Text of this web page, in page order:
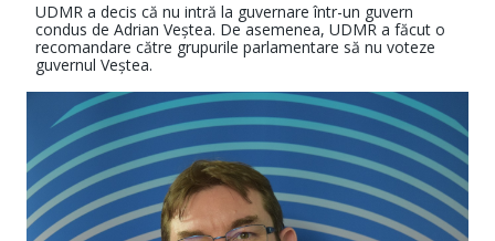
UDMR a decis că nu intră la guvernare într-un guvern
condus de Adrian Veștea. De asemenea, UDMR a făcut o
recomandare către grupurile parlamentare să nu voteze
guvernul Veștea.